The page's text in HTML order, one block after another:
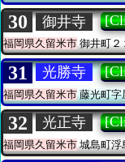
30 御井寺
福岡県久留米市御井町２
31 光勝寺
福岡県久留米市藤光町字
32 光正寺
福岡県久留米市 城島町浮